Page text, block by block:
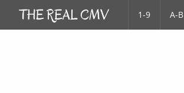
1-9 A-B